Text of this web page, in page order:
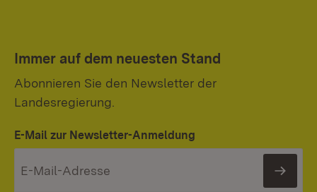
Immer auf dem neuesten Stand
Abonnieren Sie den Newsletter der
Landesregierung.
E-Mail zur Newsletter-Anmeldung